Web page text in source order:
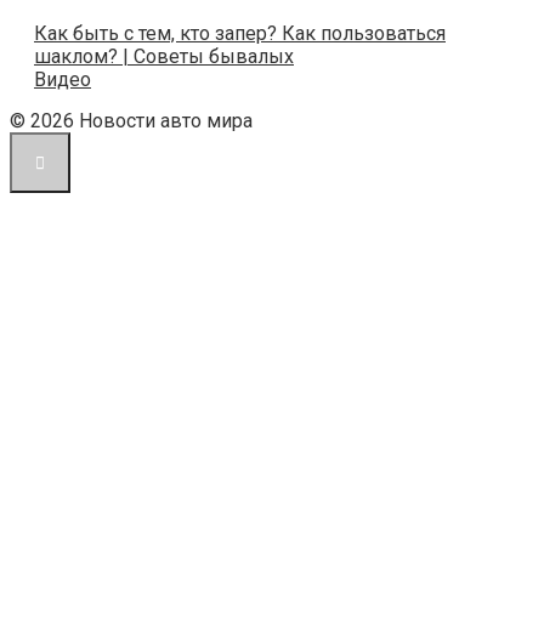
Как быть с тем, кто запер? Как пользоваться
шаклом? | Советы бывалых
Видео
© 2026 Новости авто мира